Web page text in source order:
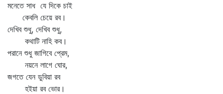
মনেতে সাধ যে দিকে চাই
কেবলি চেয়ে রব।
দেখিব শুধু, দেখিব শুধু,
কথাটি নাহি কব।
পরানে শুধু জাগিবে প্রেম,
নয়নে লাগে ঘোর,
জগতে যেন ডুবিয়া রব
হইয়া রব ভোর।